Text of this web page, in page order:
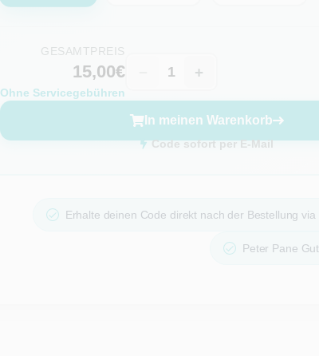
GESAMTPREIS
15,00€
Ohne Servicegebühren
+
In meinen Warenkorb
Code sofort per E-Mail
Erhalte deinen Code direkt nach der Bestellung via
Peter Pane